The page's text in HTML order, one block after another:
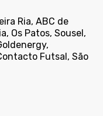
Ria, ABC de
Os Patos, Sousel,
Futsal, São